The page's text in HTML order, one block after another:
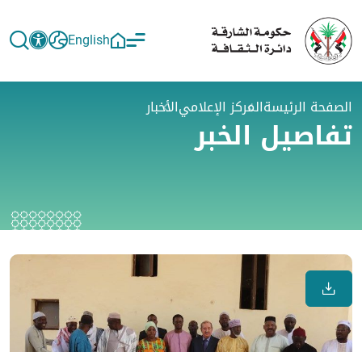
English
الصفحة الرئيسةالمركز الإعلاميالأخبار
تفاصيل الخبر